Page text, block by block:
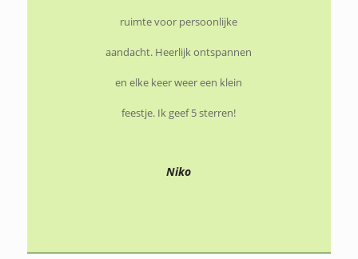
ruimte voor persoonlijke
aandacht. Heerlijk ontspannen
en elke keer weer een klein
feestje. Ik geef 5 sterren!
Niko